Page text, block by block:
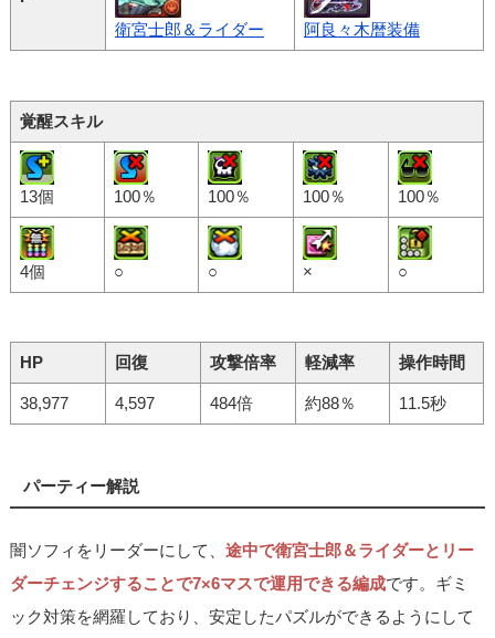
衛宮士郎＆ライダー
阿良々木暦装備
覚醒スキル
13個 100％ 100％ 100％ 100％
4個 ○ ○ × ○
HP 回復 攻撃倍率 軽減率 操作時間
38,977 4,597 484倍 約88％ 11.5秒
パーティー解説
闇ソフィをリーダーにして、途中で衛宮士郎＆ライダーとリー
ダーチェンジすることで7×6マスで運用できる編成です。ギミ
ック対策を網羅しており、安定したパズルができるようにして